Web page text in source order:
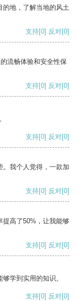
的地，了解当地的风土
支持[0] 反对[0]
流畅体验和安全性保
支持[0] 反对[0]
支持[0] 反对[0]
。我个人觉得，一款加
支持[0] 反对[0]
提高了50%，让我能够
支持[0] 反对[0]
学到实用的知识。
支持[0] 反对[0]